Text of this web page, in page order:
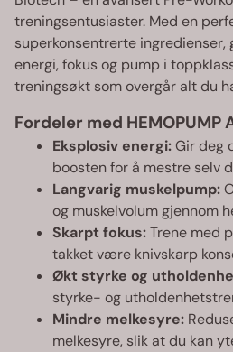
treningsentusiaster. Med en
superkonsentrerte ingredienser,
energi, fokus og pump i
treningsøkt som overgår alt du
Fordeler med HEMOPUMP
Eksplosiv energi:Gir deg
boosten for å mestre selv
Langvarig muskelpump:
og muskelvolum gjennom
Skarpt fokus:Trene med
takket være knivskarp
Økt styrke og
styrke- og
Mindre melkesyre:
melkesyre, slik at du kan